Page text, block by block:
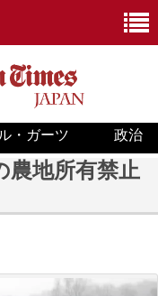
・ガーツ 政治
農地所有禁止